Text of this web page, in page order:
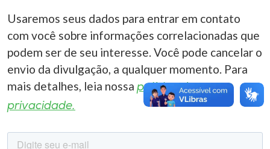
A+
Usaremos seus dados para entrar em contato
com você sobre informações correlacionadas que
podem ser de seu interesse. Você pode cancelar o
envio da divulgação, a qualquer momento. Para
mais detalhes, leia nossa política de
privacidade.